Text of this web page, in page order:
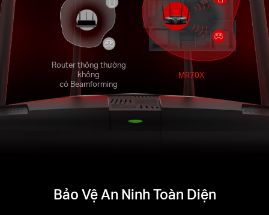
Router thông thường
không
có Beamforming
MR70X
Bảo Vệ An Ninh Toàn Diện